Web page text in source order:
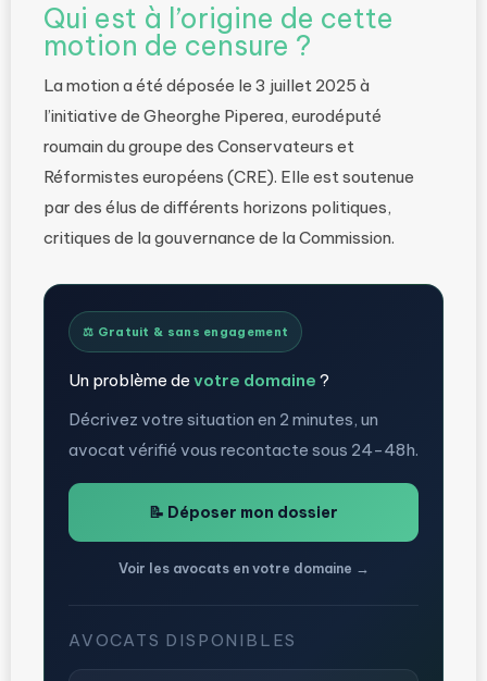
Qui est à l’origine de cette
motion de censure ?
La motion a été déposée le 3 juillet 2025 à
l’initiative de Gheorghe Piperea, eurodéputé
roumain du groupe des Conservateurs et
Réformistes européens (CRE). Elle est soutenue
par des élus de différents horizons politiques,
critiques de la gouvernance de la Commission.
⚖️ Gratuit & sans engagement
Un problème de votre domaine ?
Décrivez votre situation en 2 minutes, un
avocat vérifié vous recontacte sous 24-48h.
📝 Déposer mon dossier
Voir les avocats en votre domaine →
AVOCATS DISPONIBLES